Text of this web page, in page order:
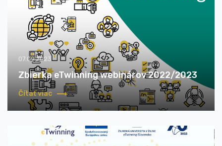
07.09.2023
Zbierka eTwinning webinárov 2022/2023
Čítať viac